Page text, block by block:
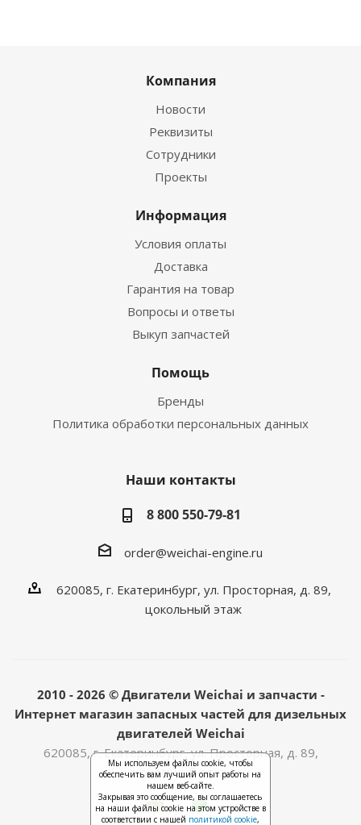
Компания
Новости
Реквизиты
Сотрудники
Проекты
Информация
Условия оплаты
Доставка
Гарантия на товар
Вопросы и ответы
Выкуп запчастей
Помощь
Бренды
Политика обработки персональных данных
Наши контакты
8 800 550-79-81
order@weichai-engine.ru
620085, г. Екатеринбург, ул. Просторная, д. 89,
цокольный этаж
2010 - 2026 © Двигатели Weichai и запчасти -
Интернет магазин запасных частей для дизельных
двигателей Weichai
620085, г. Екатеринбург, ул. Просторная, д. 89,
цокольный этаж
Мы используем файлы cookie, чтобы
обеспечить вам лучший опыт работы на
нашем веб-сайте.
Закрывая это сообщение, вы соглашаетесь
на наши файлы cookie на этом устройстве в
соответствии с нашей политикой cookie,